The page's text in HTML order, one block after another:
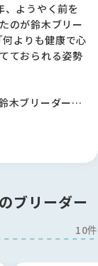
審査基準を設け
く共感し、ここ
ができました。
らも、命を扱う
や当日のお立ち
れました。
なってほしい。
動を、これから
にありがとうご
、ようやく前を
のが鈴木ブリー
よりも健康で心
ておられる姿勢
木ブリーダーが
子」を迎えるこ
いに家族4人満
ブリーダー
10件